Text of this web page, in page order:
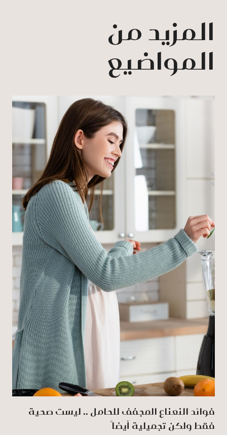
المزيد من
المواضيع
فوائد النعناع المجفف للحامل .. ليست صحية
فقط ولكن تجميلية أيضاً